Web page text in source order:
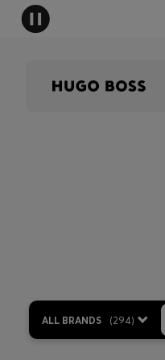
ALL BRANDS (294)